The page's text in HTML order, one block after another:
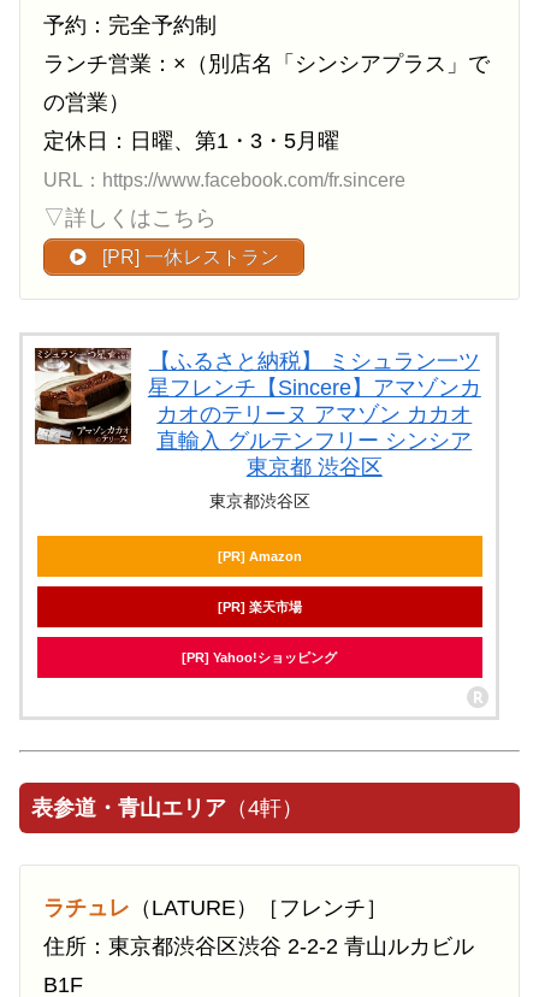
予約：完全予約制
ランチ営業：×（別店名「シンシアプラス」で
の営業）
定休日：日曜、第1・3・5月曜
URL：https://www.facebook.com/fr.sincere
▽詳しくはこちら
[PR] 一休レストラン
【ふるさと納税】 ミシュラン一ツ
星フレンチ【Sincere】アマゾンカ
カオのテリーヌ アマゾン カカオ
直輸入 グルテンフリー シンシア
東京都 渋谷区
東京都渋谷区
[PR] Amazon
[PR] 楽天市場
[PR] Yahoo!ショッピング
表参道・青山エリア （4軒）
ラチュレ （LATURE）［フレンチ］
住所：東京都渋谷区渋谷 2-2-2 青山ルカビル
B1F